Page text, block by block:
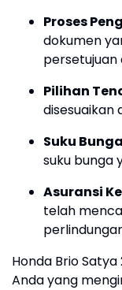
Proses
dokumen
persetujuan
Pilihan
disesuaikan
Suku
suku bunga
Asuransi
telah
Honda Brio
Anda yang